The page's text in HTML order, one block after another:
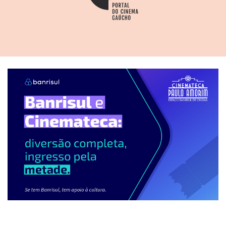
(Adolfo Celi, em 1951),Tico-tico no fubá
O Cangaceiro(Lima Barreto, em 1953) e
Depois, no III Festival Cinematográfico do Distrito
Federal (no Rio, quando era a capital do país), aí sim,
Samba fantásticoé escolhido o melhor documentário
– havia outro participante,
Tragado pela Amazônia
Vasconcelos, 1954). As ficções são:Trabalhou bem...
Sinfonia carioca
Macedo),Carnaval em Marte(Watson Macedo),
Paixão
nas selvas(Franz Eichhorn), Guerra ao samba(Carlos
Manga),O Golpe(Carlos Manga),
Chico Viola não morreu
(Román Viñoly Barreto),
O Rei do movimento
(Victor
Lima),Angu de caroço(Eurides Ramos),O Diamante